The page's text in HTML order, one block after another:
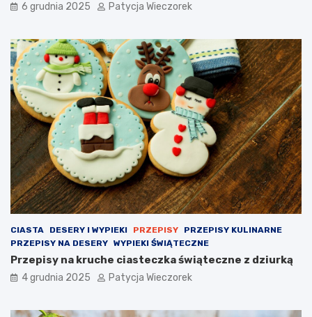
6 grudnia 2025 Patycja Wieczorek
CIASTA DESERY I WYPIEKI PRZEPISY
PRZEPISY KULINARNE
PRZEPISY NA DESERY WYPIEKI ŚWIĄTECZNE
Przepisy na kruche ciasteczka świąteczne z dziurką
4 grudnia 2025 Patycja Wieczorek